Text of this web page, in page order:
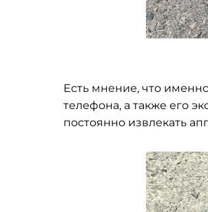
Есть мнение, что
телефона, а также его
постоянно извлекать